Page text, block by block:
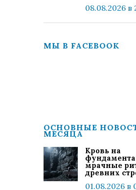
08.08.2026 в
МЫ В FACEBOOK
ОСНОВНЫЕ
МЕСЯЦА
Кровь на
мрачные
древних
01.08.2026 в